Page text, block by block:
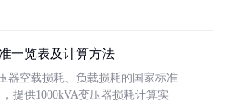
一览表及计算方法
器空载损耗、负载损耗的国家标准
，提供1000kVA变压器损耗计算实